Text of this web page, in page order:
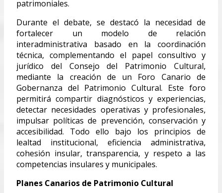
patrimoniales.
Durante el debate, se destacó la necesidad de
fortalecer un modelo de relación
interadministrativa basado en la coordinación
técnica, complementando el papel consultivo y
jurídico del Consejo del Patrimonio Cultural,
mediante la creación de un Foro Canario de
Gobernanza del Patrimonio Cultural. Este foro
permitirá compartir diagnósticos y experiencias,
detectar necesidades operativas y profesionales,
impulsar políticas de prevención, conservación y
accesibilidad. Todo ello bajo los principios de
lealtad institucional, eficiencia administrativa,
cohesión insular, transparencia, y respeto a las
competencias insulares y municipales.
Planes Canarios de Patrimonio Cultural